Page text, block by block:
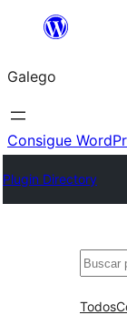
Saltar
contido
Galego
Consigue
Plugin Directory
Buscar
Todos